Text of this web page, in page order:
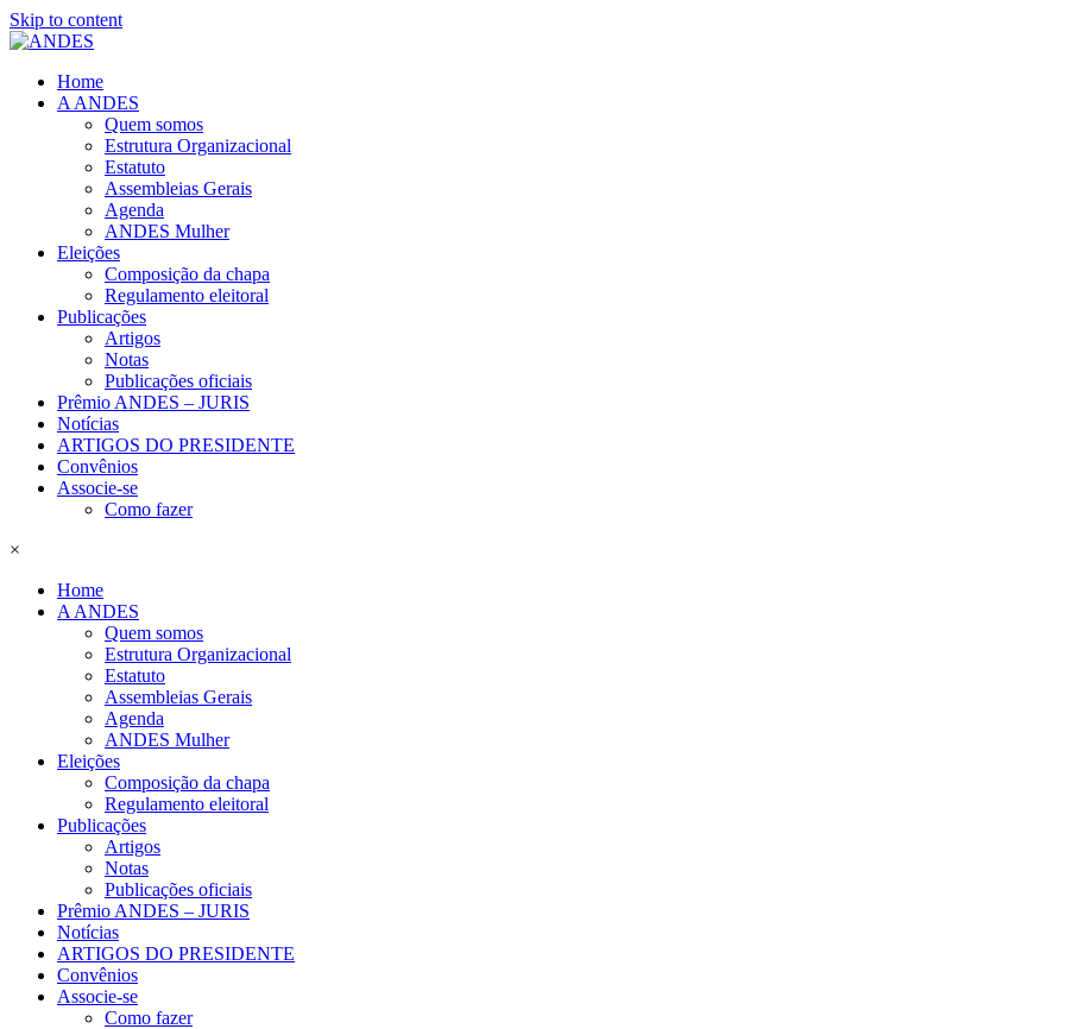
Skip to content
Home
A ANDES
Quem somos
Estrutura Organizacional
Estatuto
Assembleias Gerais
Agenda
ANDES Mulher
Eleições
Composição da chapa
Regulamento eleitoral
Publicações
Artigos
Notas
Publicações oficiais
Prêmio ANDES – JURIS
Notícias
ARTIGOS DO PRESIDENTE
Convênios
Associe-se
Como fazer
×
Home
A ANDES
Quem somos
Estrutura Organizacional
Estatuto
Assembleias Gerais
Agenda
ANDES Mulher
Eleições
Composição da chapa
Regulamento eleitoral
Publicações
Artigos
Notas
Publicações oficiais
Prêmio ANDES – JURIS
Notícias
ARTIGOS DO PRESIDENTE
Convênios
Associe-se
Como fazer